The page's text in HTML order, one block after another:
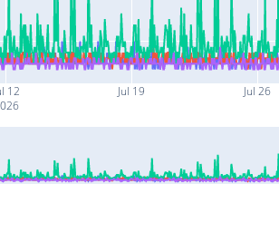
12 Jul 19 Jul 26